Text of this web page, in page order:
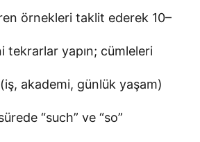
örnekleri taklit ederek 10–
tekrarlar yapın; cümleleri
(iş, akademi, günlük yaşam)
“such” ve “so”